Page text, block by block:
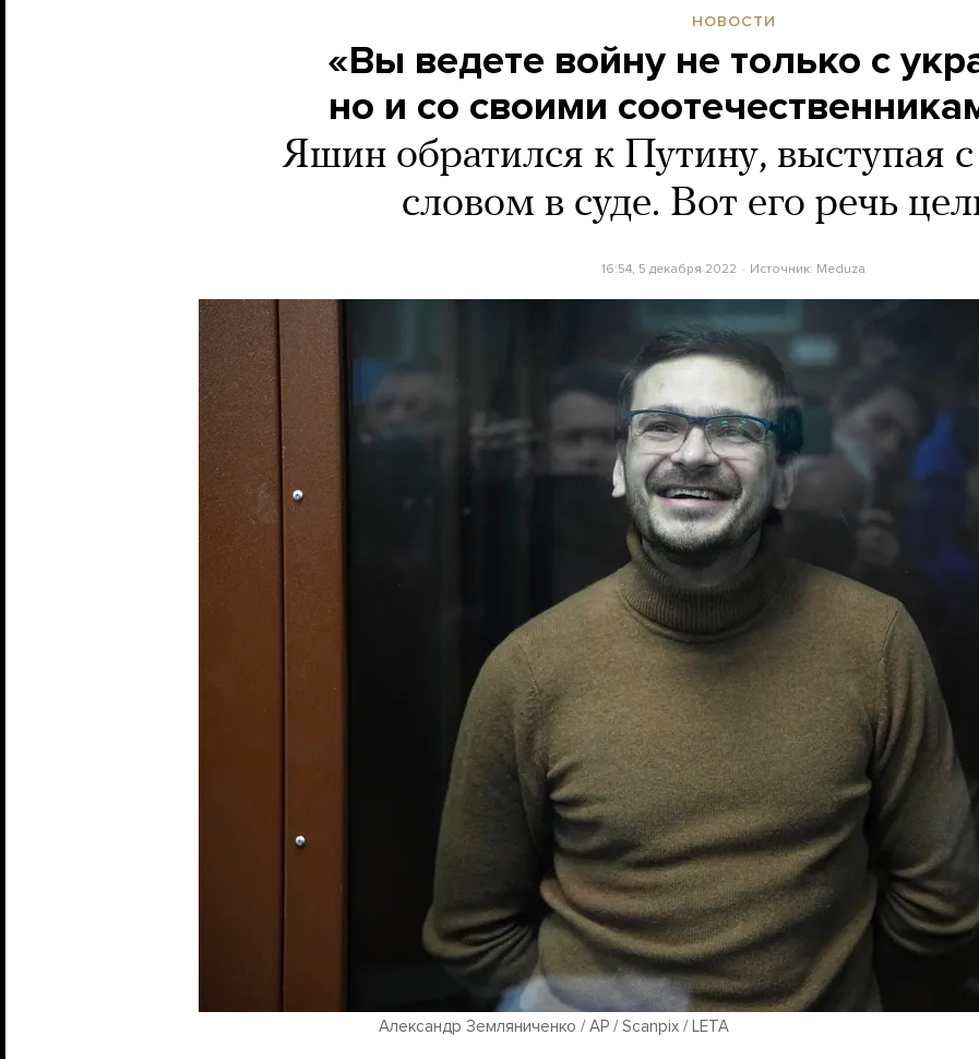
НОВОСТИ
«Вы ведете войну не только с
но и со своими
Яшин обратился к Путину, выступая
словом в суде. Вот его речь
16:54, 5 декабря 2022 Источник: Meduza
Александр Земляниченко / AP / Scanpix / LETA